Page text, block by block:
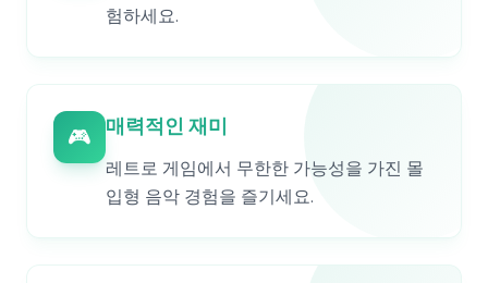
험하세요.
🎮 매력적인 재미
레트로 게임에서 무한한 가능성을 가진 몰
입형 음악 경험을 즐기세요.